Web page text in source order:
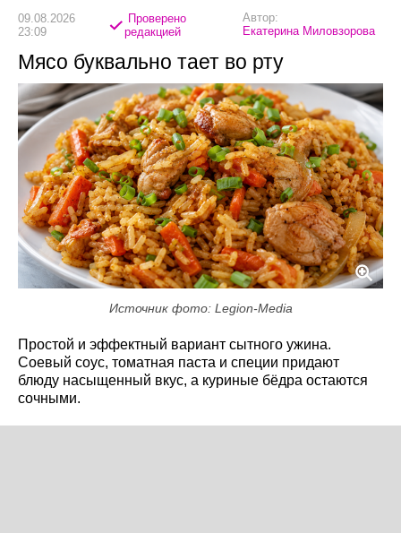
09.08.2026
23:09
Проверено
редакцией
Автор:
Екатерина Миловзорова
Мясо буквально тает во рту
Источник фото: Legion-Media
Простой и эффектный вариант сытного ужина.
Соевый соус, томатная паста и специи придают
блюду насыщенный вкус, а куриные бёдра остаются
сочными.